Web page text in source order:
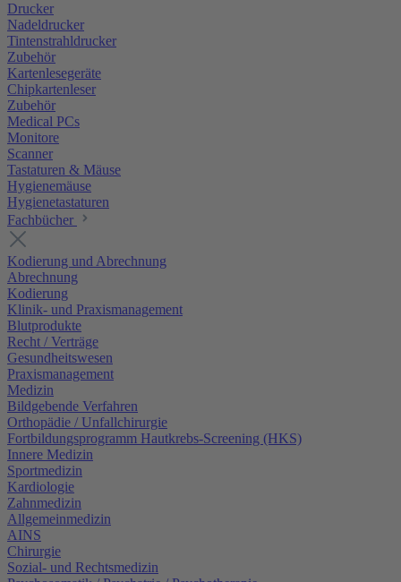
Drucker
Nadeldrucker
Tintenstrahldrucker
Zubehör
Kartenlesegeräte
Chipkartenleser
Zubehör
Medical PCs
Monitore
Scanner
Tastaturen & Mäuse
Hygienemäuse
Hygienetastaturen
Fachbücher
Kodierung und Abrechnung
Abrechnung
Kodierung
Klinik- und Praxismanagement
Blutprodukte
Recht / Verträge
Gesundheitswesen
Praxismanagement
Medizin
Bildgebende Verfahren
Orthopädie / Unfallchirurgie
Fortbildungsprogramm Hautkrebs-Screening (HKS)
Innere Medizin
Sportmedizin
Kardiologie
Zahnmedizin
Allgemeinmedizin
AINS
Chirurgie
Sozial- und Rechtsmedizin